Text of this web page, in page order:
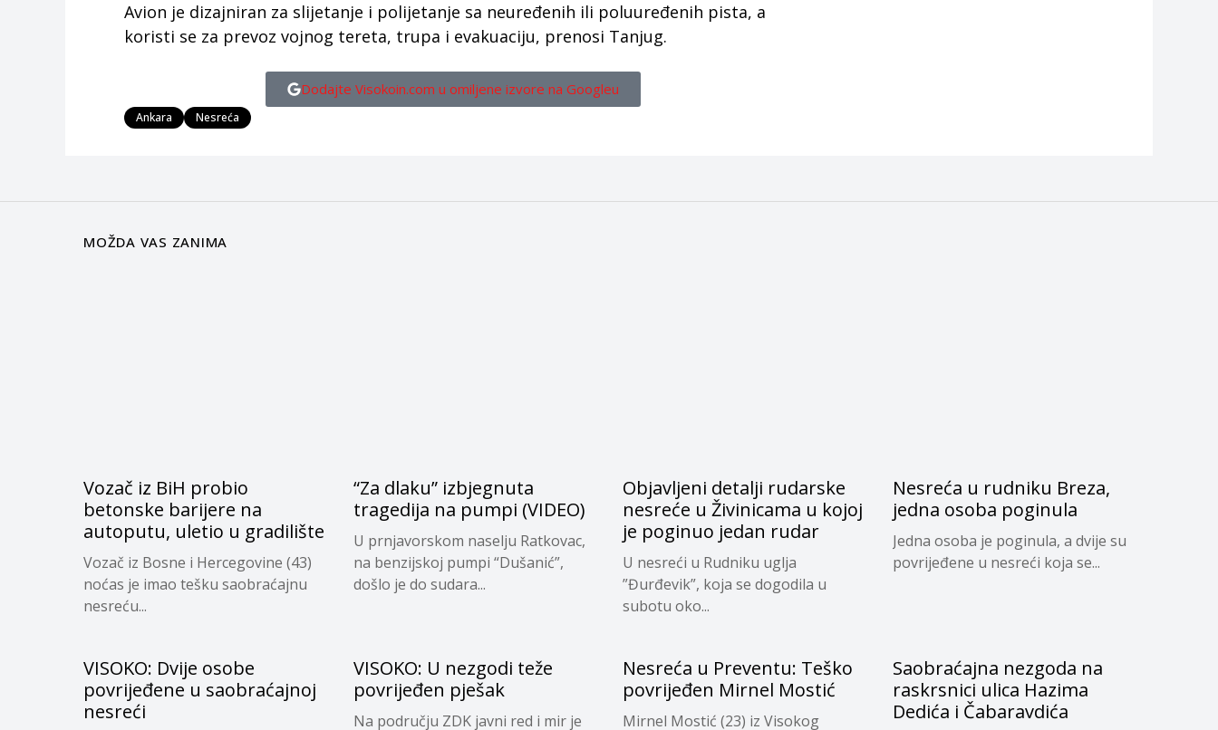
Avion je dizajniran za slijetanje i polijetanje sa neuređenih ili poluuređenih pista, a
koristi se za prevoz vojnog tereta, trupa i evakuaciju, prenosi Tanjug.
Dodajte Visokoin.com u omiljene izvore na Googleu
Ankara Nesreća
MOŽDA VAS ZANIMA
Vozač iz BiH probio
betonske barijere na
autoputu, uletio u gradilište
Vozač iz Bosne i Hercegovine (43)
noćas je imao tešku saobraćajnu
nesreću...
“Za dlaku” izbjegnuta
tragedija na pumpi (VIDEO)
U prnjavorskom naselju Ratkovac,
na benzijskoj pumpi “Dušanić”,
došlo je do sudara...
Objavljeni detalji rudarske
nesreće u Živinicama u kojoj
je poginuo jedan rudar
U nesreći u Rudniku uglja
”Đurđevik”, koja se dogodila u
subotu oko...
Nesreća u rudniku Breza,
jedna osoba poginula
Jedna osoba je poginula, a dvije su
povrijeđene u nesreći koja se...
VISOKO: Dvije osobe
povrijeđene u saobraćajnoj
nesreći
VISOKO: U nezgodi teže
povrijeđen pješak
Na području ZDK javni red i mir je
Nesreća u Preventu: Teško
povrijeđen Mirnel Mostić
Mirnel Mostić (23) iz Visokog
Saobraćajna nezgoda na
raskrsnici ulica Hazima
Dedića i Čabaravdića